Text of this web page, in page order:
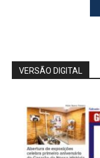
VERSÃO DIGITAL